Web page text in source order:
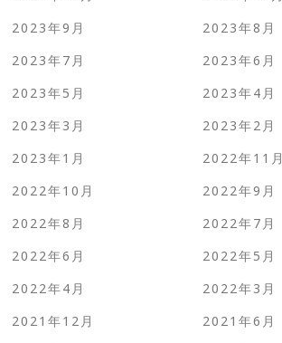
2023年9月
2023年8月
2023年7月
2023年6月
2023年5月
2023年4月
2023年3月
2023年2月
2023年1月
2022年11月
2022年10月
2022年9月
2022年8月
2022年7月
2022年6月
2022年5月
2022年4月
2022年3月
2021年12月
2021年6月